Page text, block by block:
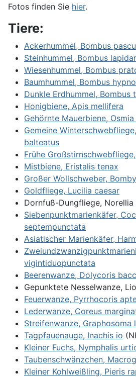
Fotos finden Sie hier.
Tiere:
Ackerhummel, Bombus
Steinhummel, Bombus
Wiesenhummel, Bombus
Baumhummel, Bombus
Dunkle Erdhummel, Bombus
Honigbiene, Apis mellifera
Gehörnte Mauerbiene,
Gemeine
balteatus
Frühe
Mistbiene, Eristalis tenax
Großer Wollschweber,
Goldfliege, Lucilia caesar
Dornfuß-Dungfliege, Norellia
Siebenpunktmarienkäfer,
septempunctata
Asiatischer Marienkäfer,
vigintiduopunctata
Beerenwanze, Dolycoris
Gepunktete Nesselwanze,
Feuerwanze, Pyrrhocoris
Lederwanze, Coreus
Streifenwanze, Graphosoma
Tagpfauenauge, Inachis io
Kleiner Fuchs, Nymphalis
Taubenschwänzchen,
Kleiner Kohlweißling, Pieris